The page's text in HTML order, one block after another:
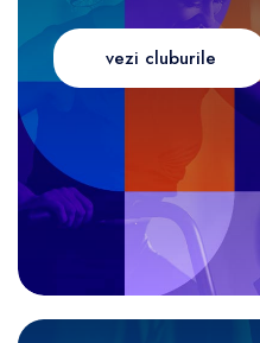
vezi cluburile